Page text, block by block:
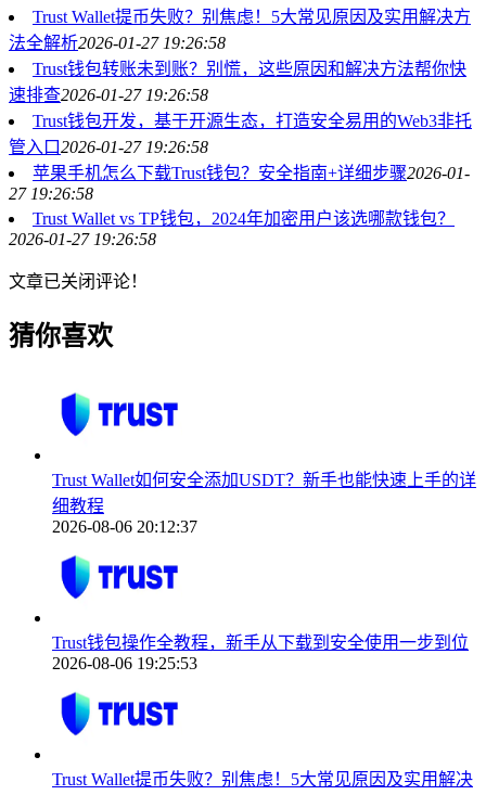
Trust Wallet提币失败？别焦虑！5大常见原因及实用解决方
法全解析2026-01-27 19:26:58
Trust钱包转账未到账？别慌，这些原因和解决方法帮你快
速排查2026-01-27 19:26:58
Trust钱包开发，基于开源生态，打造安全易用的Web3非托
管入口2026-01-27 19:26:58
苹果手机怎么下载Trust钱包？安全指南+详细步骤2026-01-
27 19:26:58
Trust Wallet vs TP钱包，2024年加密用户该选哪款钱包？
2026-01-27 19:26:58
文章已关闭评论！
猜你喜欢
Trust Wallet如何安全添加USDT？新手也能快速上手的详
细教程
2026-08-06 20:12:37
Trust钱包操作全教程，新手从下载到安全使用一步到位
2026-08-06 19:25:53
Trust Wallet提币失败？别焦虑！5大常见原因及实用解决